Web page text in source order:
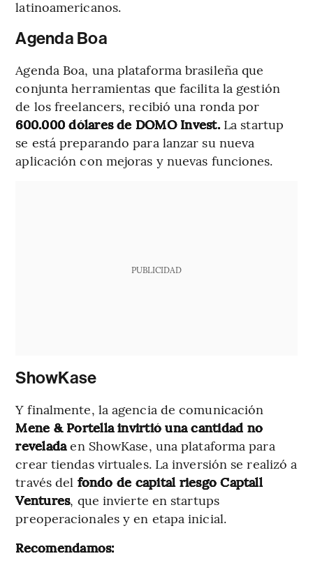
latinoamericanos.
Agenda Boa
Agenda Boa, una plataforma brasileña que
conjunta herramientas que facilita la gestión
de los freelancers, recibió una ronda por
600.000 dólares de DOMO Invest. La startup
se está preparando para lanzar su nueva
aplicación con mejoras y nuevas funciones.
PUBLICIDAD
ShowKase
Y finalmente, la agencia de comunicación
Mene & Portella invirtió una cantidad no
reveladaen ShowKase, una plataforma para
crear tiendas virtuales. La inversión se realizó a
través del fondo de capital riesgo Captall
Ventures, que invierte en startups
preoperacionales y en etapa inicial.
Recomendamos: